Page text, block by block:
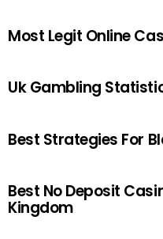
Most Legit Online
Uk Gambling
Best Strategies For
Best No Deposit
Kingdom